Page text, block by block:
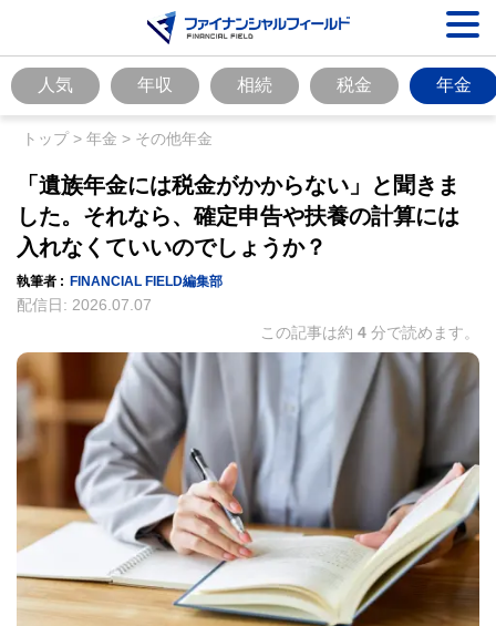
人気 年収 相続 税金 年金
トップ> 年金 > その他年金
「遺族年金には税金がかからない」と聞きま
した。それなら、確定申告や扶養の計算には
入れなくていいのでしょうか？
執筆者 : FINANCIAL FIELD編集部
配信日: 2026.07.07
この記事は約 4 分で読めます。